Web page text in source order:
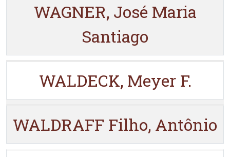
WAGNER, José Maria
Santiago
WALDECK, Meyer F.
WALDRAFF Filho, Antônio